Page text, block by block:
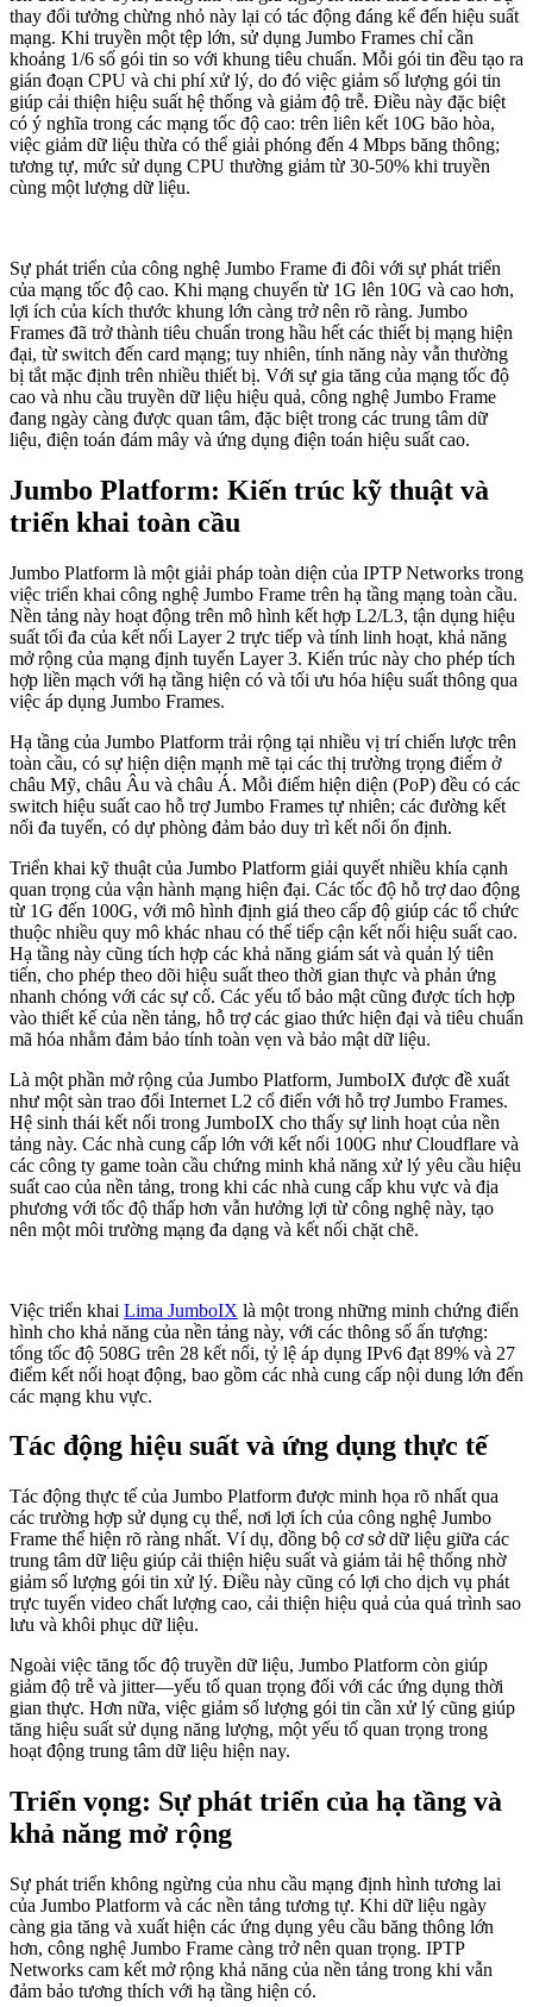
thay đổi tưởng chừng nhỏ này lại có tác động đáng kể đến hiệu suất
mạng. Khi truyền một tệp lớn, sử dụng Jumbo Frames chỉ cần
khoảng 1/6 số gói tin so với khung tiêu chuẩn. Mỗi gói tin đều tạo ra
gián đoạn CPU và chi phí xử lý, do đó việc giảm số lượng gói tin
giúp cải thiện hiệu suất hệ thống và giảm độ trễ. Điều này đặc biệt
có ý nghĩa trong các mạng tốc độ cao: trên liên kết 10G bão hòa,
việc giảm dữ liệu thừa có thể giải phóng đến 4 Mbps băng thông;
tương tự, mức sử dụng CPU thường giảm từ 30-50% khi truyền
cùng một lượng dữ liệu.
Sự phát triển của công nghệ Jumbo Frame đi đôi với sự phát triển
của mạng tốc độ cao. Khi mạng chuyển từ 1G lên 10G và cao hơn,
lợi ích của kích thước khung lớn càng trở nên rõ ràng. Jumbo
Frames đã trở thành tiêu chuẩn trong hầu hết các thiết bị mạng hiện
đại, từ switch đến card mạng; tuy nhiên, tính năng này vẫn thường
bị tắt mặc định trên nhiều thiết bị. Với sự gia tăng của mạng tốc độ
cao và nhu cầu truyền dữ liệu hiệu quả, công nghệ Jumbo Frame
đang ngày càng được quan tâm, đặc biệt trong các trung tâm dữ
liệu, điện toán đám mây và ứng dụng điện toán hiệu suất cao.
Jumbo Platform: Kiến trúc kỹ thuật và
triển khai toàn cầu
Jumbo Platform là một giải pháp toàn diện của IPTP Networks trong
việc triển khai công nghệ Jumbo Frame trên hạ tầng mạng toàn cầu.
Nền tảng này hoạt động trên mô hình kết hợp L2/L3, tận dụng hiệu
suất tối đa của kết nối Layer 2 trực tiếp và tính linh hoạt, khả năng
mở rộng của mạng định tuyến Layer 3. Kiến trúc này cho phép tích
hợp liền mạch với hạ tầng hiện có và tối ưu hóa hiệu suất thông qua
việc áp dụng Jumbo Frames.
Hạ tầng của Jumbo Platform trải rộng tại nhiều vị trí chiến lược trên
toàn cầu, có sự hiện diện mạnh mẽ tại các thị trường trọng điểm ở
châu Mỹ, châu Âu và châu Á. Mỗi điểm hiện diện (PoP) đều có các
switch hiệu suất cao hỗ trợ Jumbo Frames tự nhiên; các đường kết
nối đa tuyến, có dự phòng đảm bảo duy trì kết nối ổn định.
Triển khai kỹ thuật của Jumbo Platform giải quyết nhiều khía cạnh
quan trọng của vận hành mạng hiện đại. Các tốc độ hỗ trợ dao động
từ 1G đến 100G, với mô hình định giá theo cấp độ giúp các tổ chức
thuộc nhiều quy mô khác nhau có thể tiếp cận kết nối hiệu suất cao.
Hạ tầng này cũng tích hợp các khả năng giám sát và quản lý tiên
tiến, cho phép theo dõi hiệu suất theo thời gian thực và phản ứng
nhanh chóng với các sự cố. Các yếu tố bảo mật cũng được tích hợp
vào thiết kế của nền tảng, hỗ trợ các giao thức hiện đại và tiêu chuẩn
mã hóa nhằm đảm bảo tính toàn vẹn và bảo mật dữ liệu.
Là một phần mở rộng của Jumbo Platform, JumboIX được đề xuất
như một sàn trao đổi Internet L2 cổ điển với hỗ trợ Jumbo Frames.
Hệ sinh thái kết nối trong JumboIX cho thấy sự linh hoạt của nền
tảng này. Các nhà cung cấp lớn với kết nối 100G như Cloudflare và
các công ty game toàn cầu chứng minh khả năng xử lý yêu cầu hiệu
suất cao của nền tảng, trong khi các nhà cung cấp khu vực và địa
phương với tốc độ thấp hơn vẫn hưởng lợi từ công nghệ này, tạo
nên một môi trường mạng đa dạng và kết nối chặt chẽ.
Việc triển khai Lima JumboIX là một trong những minh chứng điển
hình cho khả năng của nền tảng này, với các thông số ấn tượng:
tổng tốc độ 508G trên 28 kết nối, tỷ lệ áp dụng IPv6 đạt 89% và 27
điểm kết nối hoạt động, bao gồm các nhà cung cấp nội dung lớn đến
các mạng khu vực.
Tác động hiệu suất và ứng dụng thực tế
Tác động thực tế của Jumbo Platform được minh họa rõ nhất qua
các trường hợp sử dụng cụ thể, nơi lợi ích của công nghệ Jumbo
Frame thể hiện rõ ràng nhất. Ví dụ, đồng bộ cơ sở dữ liệu giữa các
trung tâm dữ liệu giúp cải thiện hiệu suất và giảm tải hệ thống nhờ
giảm số lượng gói tin xử lý. Điều này cũng có lợi cho dịch vụ phát
trực tuyến video chất lượng cao, cải thiện hiệu quả của quá trình sao
lưu và khôi phục dữ liệu.
Ngoài việc tăng tốc độ truyền dữ liệu, Jumbo Platform còn giúp
giảm độ trễ và jitter—yếu tố quan trọng đối với các ứng dụng thời
gian thực. Hơn nữa, việc giảm số lượng gói tin cần xử lý cũng giúp
tăng hiệu suất sử dụng năng lượng, một yếu tố quan trọng trong
hoạt động trung tâm dữ liệu hiện nay.
Triển vọng: Sự phát triển của hạ tầng và
khả năng mở rộng
Sự phát triển không ngừng của nhu cầu mạng định hình tương lai
của Jumbo Platform và các nền tảng tương tự. Khi dữ liệu ngày
càng gia tăng và xuất hiện các ứng dụng yêu cầu băng thông lớn
hơn, công nghệ Jumbo Frame càng trở nên quan trọng. IPTP
Networks cam kết mở rộng khả năng của nền tảng trong khi vẫn
đảm bảo tương thích với hạ tầng hiện có.